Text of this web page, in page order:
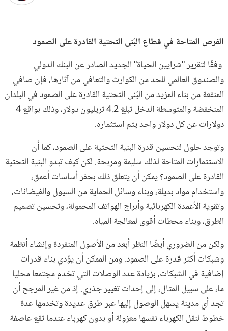
الفرص المتاحة في قطاع البُنى التحتية القادرة على الصمود
وفقًا لتقرير "شرايين الحياة" الجديد الصادر عن البنك الدولي
والصندوق العالمي للحد من الكوارث والتعافي من آثارها، فإن صافي
المنفعة من بناء المزيد من البُنى التحتية القادرة على الصمود في البلدان
المنخفضة والمتوسطة الدخل تبلغ 4.2 تريليون دولار، وذلك بواقع 4
دولارات عن كل دولار واحد يتم استثماره.
وتوجد حلول لتحسين قدرة البنية التحتية على الصمود، كما أن
الاستثمارات المتاحة لذلك سليمة ومربحة. لكن كيف تبدو البنية التحتية
القادرة على الصمود؟ يمكن أن يتعلق ذلك بحفر أساسات أعمق،
واستخدام مواد بديلة، وبناء وسائل الحماية من السيول والفيضانات،
وتقوية الأعمدة الكهربائية وأبراج الهواتف المحمولة، وتحسين تصميم
الطرق، وبناء محطات أقوى لمعالجة المياه.
ولكن من الضروري أيضًا النظر أبعد من الأصول المنفردة وإنشاء أنظمة
وشبكات أكثر قدرة على الصمود. ومن الممكن أن يؤدي بناء قدرات
إضافية في الشبكات، بزيادة عدد الوصلات التي تخدم مجتمعا محليا
ما، على سبيل المثال، إلى إحداث تغيير جذري. إذ من غير المرجح أن
تجد أي مدينة يسهل الوصول إليها عبر طرق عديدة وتخدمها عدة
خطوط لنقل الكهرباء نفسها معزولة أو بدون كهرباء عندما تقع عاصفة